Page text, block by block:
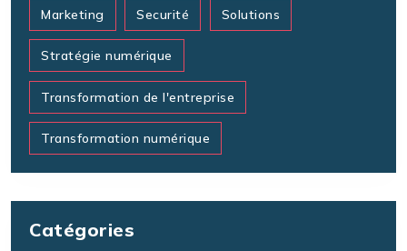
Marketing Securité Solutions
Stratégie numérique
Transformation de l'entreprise
Transformation numérique
Catégories